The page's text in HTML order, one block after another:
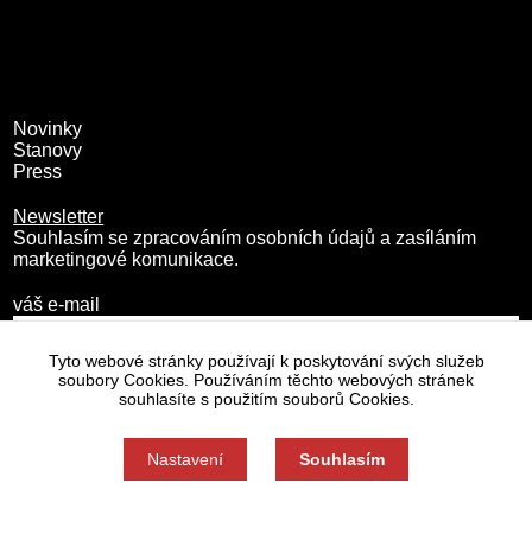
Novinky
Stanovy
Press
Newsletter
Souhlasím se zpracováním osobních údajů a zasíláním
marketingové komunikace.
váš e-mail
Zásady zpracování osobních údajů
Nastavení cookies
Tyto webové stránky používají k poskytování svých služeb
soubory Cookies. Používáním těchto webových stránek
souhlasíte s použitím souborů Cookies.
Nastavení Souhlasím